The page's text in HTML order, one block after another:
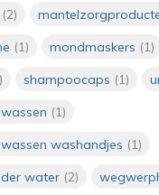
handhygiëne
wassen zonder
(2)
(1) mondmaskers (1)
shampoocaps (1)
(1)
washandjes (1)
water (2)